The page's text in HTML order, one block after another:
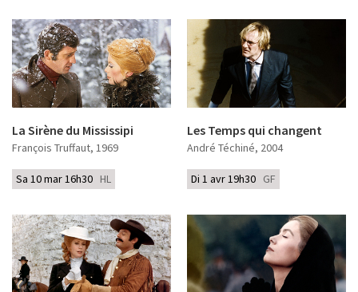
La Sirène du Mississipi
François Truffaut, 1969
Sa 10 mar 16h30 HL
Les Temps qui changent
André Téchiné, 2004
Di 1 avr 19h30 GF